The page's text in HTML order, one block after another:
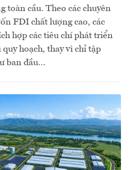
toàn cầu. Theo các chuyên
FDI chất lượng cao, các
hợp các tiêu chí phát triển
hoạch, thay vì chỉ tập
ban đầu...